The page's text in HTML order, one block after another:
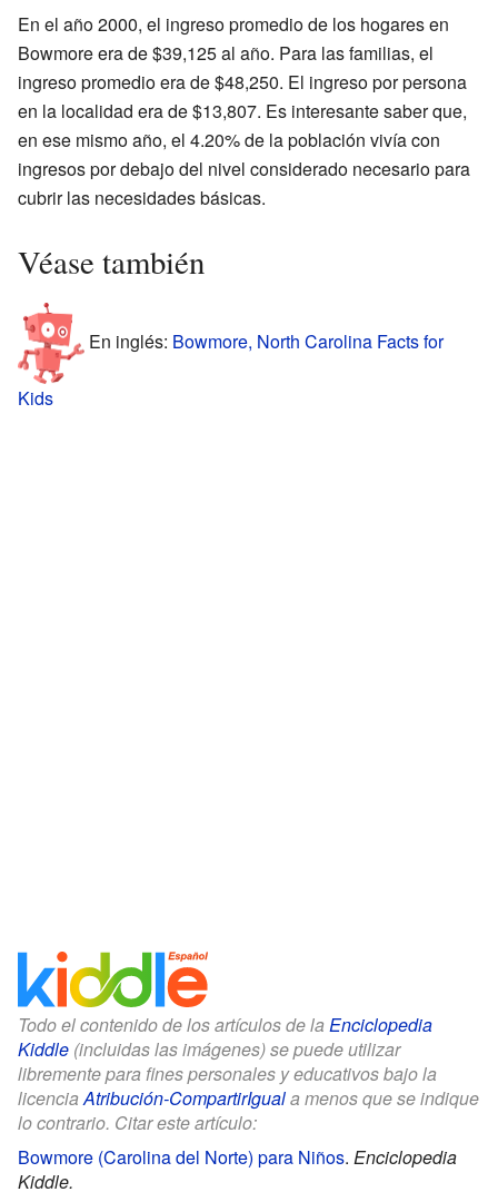
En el año 2000, el ingreso promedio de los hogares en
Bowmore era de $39,125 al año. Para las familias, el
ingreso promedio era de $48,250. El ingreso por persona
en la localidad era de $13,807. Es interesante saber que,
en ese mismo año, el 4.20% de la población vivía con
ingresos por debajo del nivel considerado necesario para
cubrir las necesidades básicas.
Véase también
En inglés: Bowmore, North Carolina Facts for
Kids
Todo el contenido de los artículos de la Enciclopedia
Kiddle (incluidas las imágenes) se puede utilizar
libremente para fines personales y educativos bajo la
licenciaAtribución-CompartirIguala menos que se indique
lo contrario. Citar este artículo:
Bowmore (Carolina del Norte) para Niños. Enciclopedia
Kiddle.